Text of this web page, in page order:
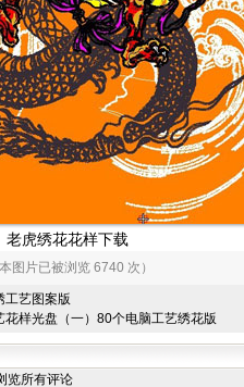
老虎绣花花样下载
本图片已被浏览 6740 次）
工艺图案版
花样光盘（一）80个电脑工艺绣花版
览所有评论